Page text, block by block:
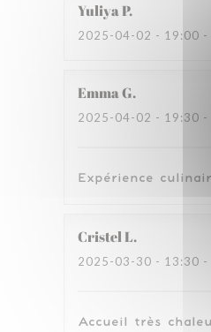
YuliyaP
2025-04-02 - 19:00 -
EmmaG
2025-04-02 - 19:30 -
Expérience
CristelL
2025-03-30 - 13:30 -
Accueil très